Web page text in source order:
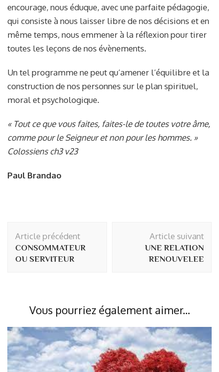
encourage, nous éduque, avec une parfaite pédagogie,
qui consiste à nous laisser libre de nos décisions et en
même temps, nous emmener à la réflexion pour tirer
toutes les leçons de nos évènements.
Un tel programme ne peut qu’amener l’équilibre et la
construction de nos personnes sur le plan spirituel,
moral et psychologique.
« Tout ce que vous faites, faites-le de toutes votre âme,
comme pour le Seigneur et non pour les hommes. »
Colossiens ch3 v23
Paul Brandao
Navigation
d'article
Article précédent
CONSOMMATEUR
OU SERVITEUR
Article suivant
UNE RELATION
RENOUVELEE
Vous pourriez également aimer...